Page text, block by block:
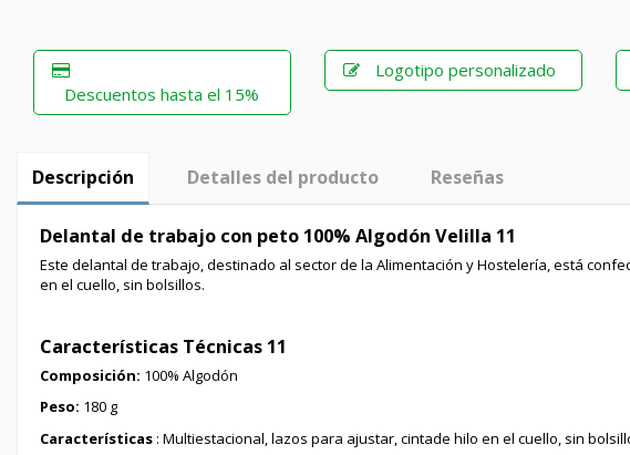
Descuentos hasta el 15%
Logotipo personalizado
Descripción Detalles del producto Reseñas
Delantal de trabajo con peto 100% Algodón Velilla 11
Este delantal de trabajo, destinado al sector de la Alimentación y Hostelería, está
en el cuello, sin bolsillos.
Características Técnicas 11
Composición: 100% Algodón
Peso: 180 g
Características : Multiestacional, lazos para ajustar, cintade hilo en el cuello, sin